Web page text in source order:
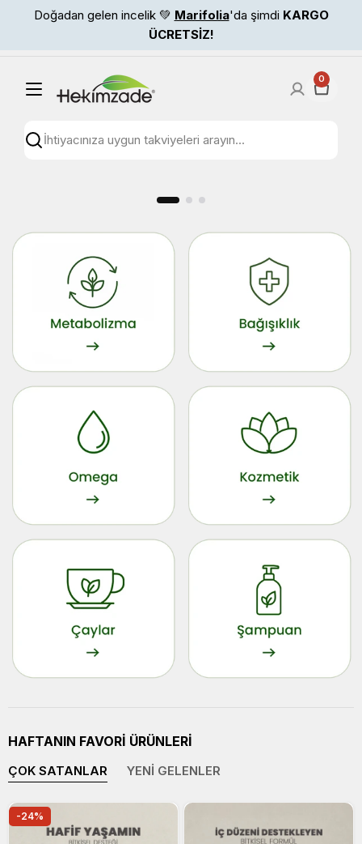
İçeriğeDoğadan gelen incelik 💚 Marifolia'da şimdi KARGO
ÜCRETSİZ!
Arama
0
Metabolizma Bağışıklık
Omega Vegan
HAFTANIN FAVORİ ÜRÜNLERİ
ÇOK SATANLAR YENI GELENLER
-24%